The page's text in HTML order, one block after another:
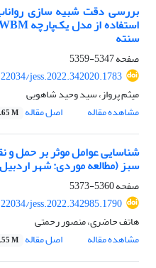
بررسی دﻗﺖ شبیه سازی
سنته
صفحه5347-5359
jess.2022.342020.1783
میثم پرواز، سید وحید شاهویی
مشاهده مقاله
اصل مقاله M
شناسایی عوامل موثر بر حمل و
سبز (مطالعه موردی: شهر
صفحه5360-5373
jess.2022.342985.1790
هاتف حاضری، منصور رحمتی
مشاهده مقاله
اصل مقاله M